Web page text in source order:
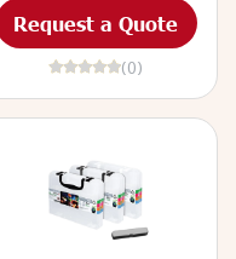
Request a Quote
(0)